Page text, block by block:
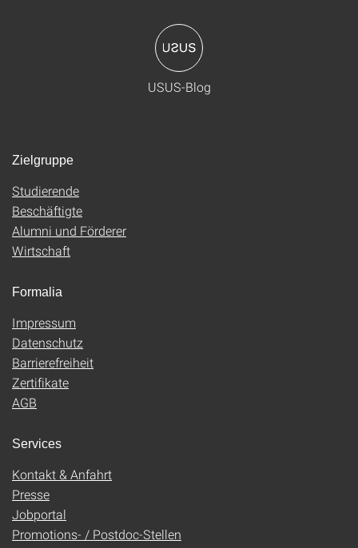
USUS-Blog
Zielgruppe
Studierende
Beschäftigte
Alumni und Förderer
Wirtschaft
Formalia
Impressum
Datenschutz
Barrierefreiheit
Zertifikate
AGB
Services
Kontakt & Anfahrt
Presse
Jobportal
Promotions- / Postdoc-Stellen